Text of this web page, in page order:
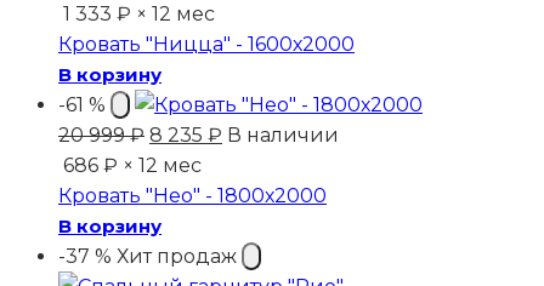
цена
составляла
20
999 ₽.
15
1 333 ₽ × 12 мес
Кровать "Ницца" - 1600х2000
В корзину
-61 %
20 999₽ Первоначальная
цена
составляла
20
999 ₽.
8 235 ₽ Текущая
8
В наличии
686 ₽ × 12 мес
Кровать "Нео" - 1800х2000
В корзину
-37 % Хит продаж